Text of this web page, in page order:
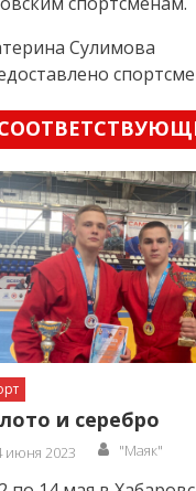
Сулимова
и серебро
июня 2023 Author
"Маяк"